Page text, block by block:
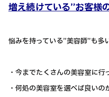
増え続けている”お客様
悩みを持っている”美容師”も多
・今までたくさんの美容室に
・何処の美容室を選べば良いの